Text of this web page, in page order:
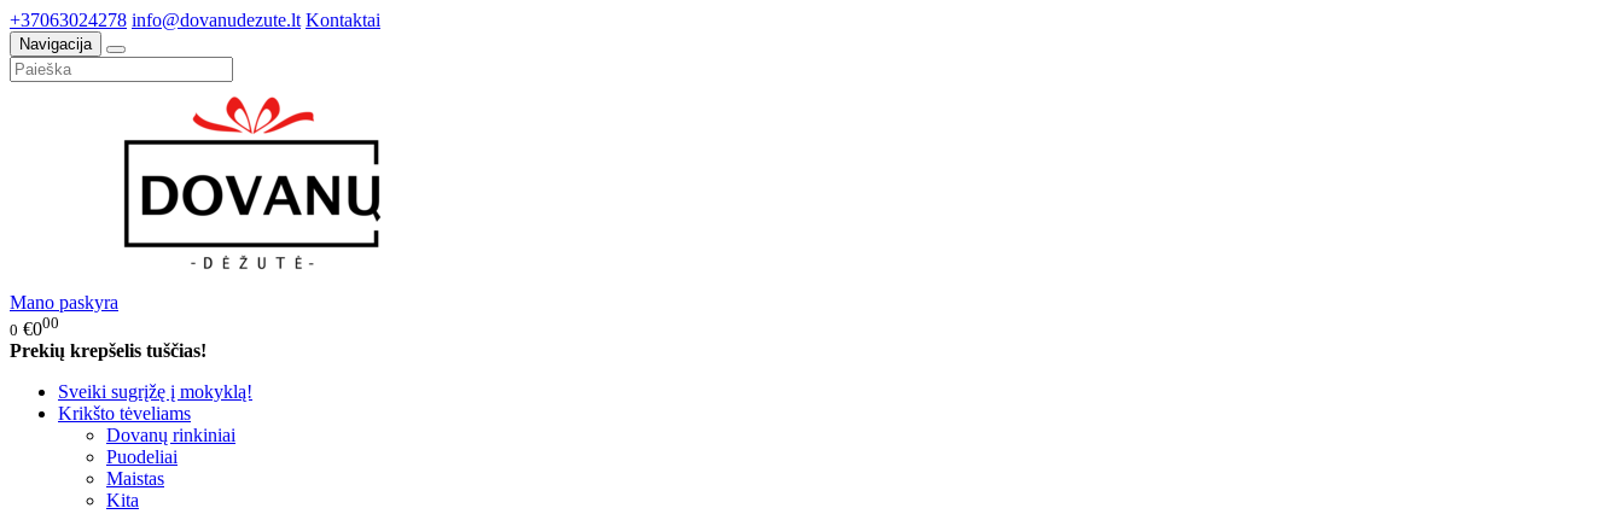
+37063024278 info@dovanudezute.lt Kontaktai
Navigacija
Mano paskyra
0 €000
Prekių krepšelis tuščias!
Sveiki sugrįžę į mokyklą!
Krikšto tėveliams
Dovanų rinkiniai
Puodeliai
Maistas
Kita